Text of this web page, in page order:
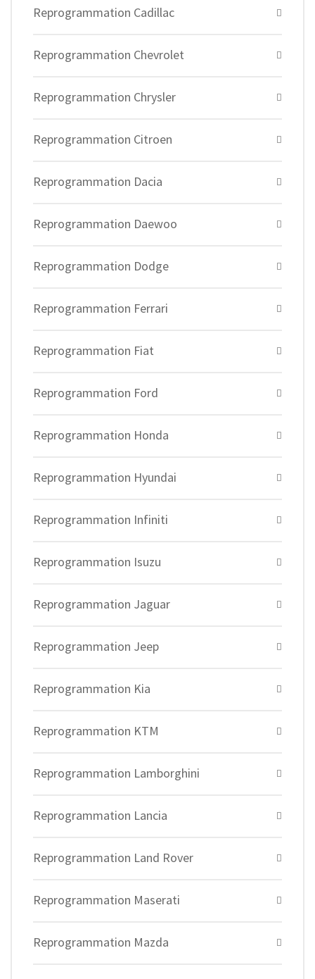
Reprogrammation Cadillac
Reprogrammation Chevrolet
Reprogrammation Chrysler
Reprogrammation Citroen
Reprogrammation Dacia
Reprogrammation Daewoo
Reprogrammation Dodge
Reprogrammation Ferrari
Reprogrammation Fiat
Reprogrammation Ford
Reprogrammation Honda
Reprogrammation Hyundai
Reprogrammation Infiniti
Reprogrammation Isuzu
Reprogrammation Jaguar
Reprogrammation Jeep
Reprogrammation Kia
Reprogrammation KTM
Reprogrammation Lamborghini
Reprogrammation Lancia
Reprogrammation Land Rover
Reprogrammation Maserati
Reprogrammation Mazda